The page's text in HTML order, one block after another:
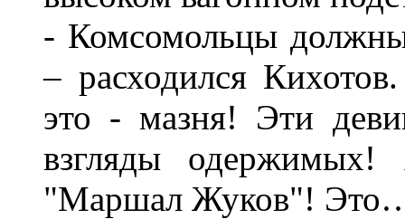
- Комсомольцы должны
– расходился
это - мазня! Эти
взгляды
"Маршал Жуков"!